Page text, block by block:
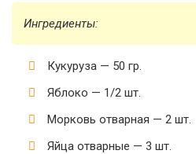
Ингредиенты:
Кукуруза — 50 гр.
Яблоко — 1/2 шт.
Морковь отварная — 2 шт.
Яйца отварные — 3 шт.